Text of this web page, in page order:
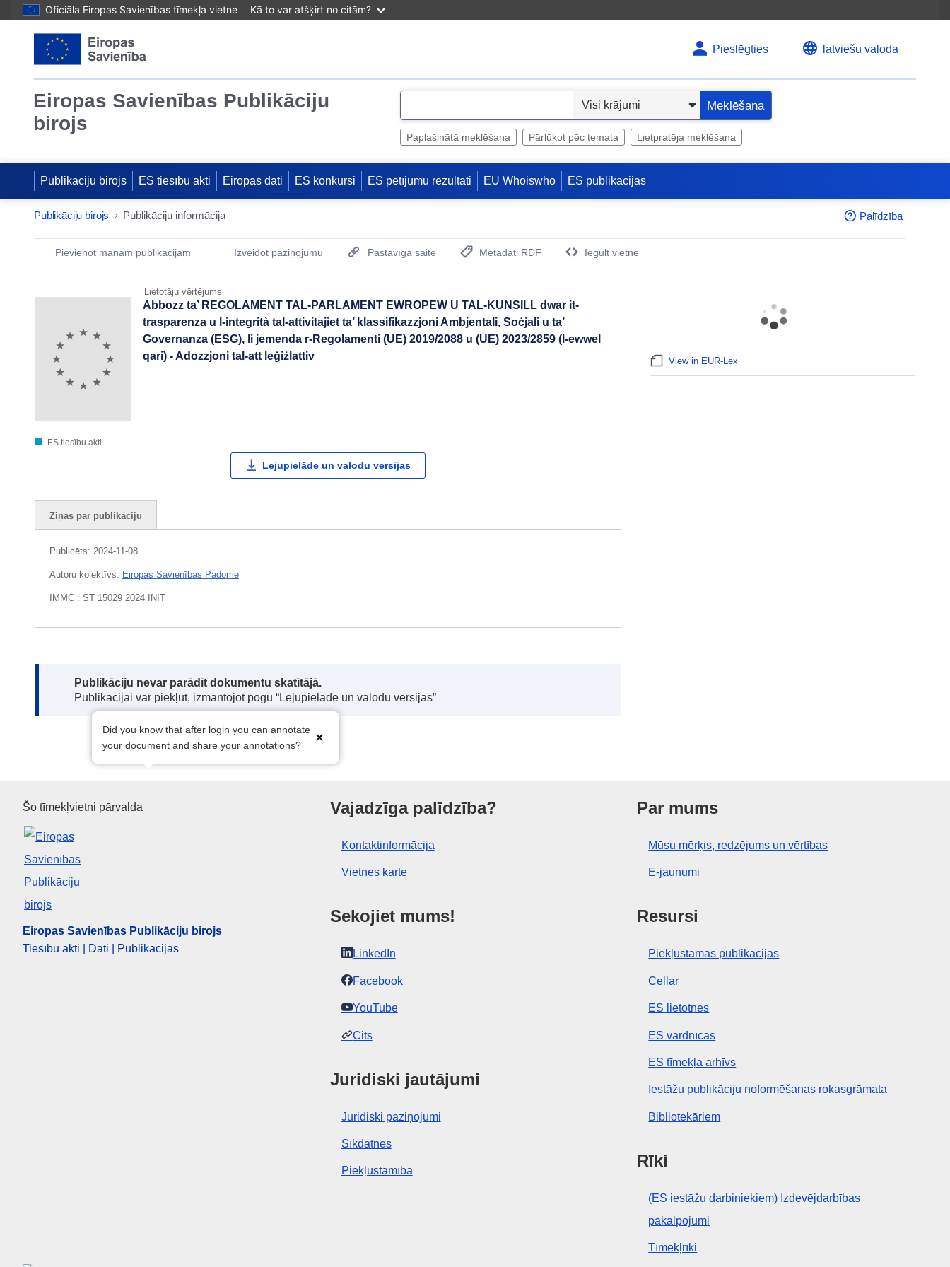
Oficiāla Eiropas Savienības tīmekļa vietne Kā to var atšķirt no citām?
Pieslēgties latviešu valoda
Eiropas Savienības Publikāciju
birojs
e
Meklēšana
Paplašinātā meklēšana Pārlūkot pēc temata Lietpratēja meklēšana
Publikāciju birojs ES tiesību akti Eiropas dati ES konkursi ES pētījumu rezultāti EU Whoiswho ES publikācijas
Publikāciju birojs Publikāciju informācija Palīdzība
Publication Detail Actions Portlet
Pievienot manām publikācijām Izveidot paziņojumu Pastāvīgā saite
Metadati RDF
Iegult vietnē
Lietotāju vērtējums
ES tiesību akti
Abbozz ta’ REGOLAMENT TAL-PARLAMENT EWROPEW U TAL-KUNSILL dwar it-
trasparenza u l-integrità tal-attivitajiet ta’ klassifikazzjoni Ambjentali, Soċjali u ta’
Governanza (ESG), li jemenda r-Regolamenti (UE) 2019/2088 u (UE) 2023/2859 (l-ewwel
qari) - Adozzjoni tal-att leġiżlattiv
Lejupielāde un valodu versijas
Ziņas par publikāciju
Publicēts: 2024-11-08
Autoru kolektīvs: Eiropas Savienības Padome
IMMC : ST 15029 2024 INIT
Note:
Publikāciju nevar parādīt dokumentu skatītājā.
Publikācijai var piekļūt, izmantojot pogu “Lejupielāde un valodu versijas”
Did you know that after login you can annotate
your document and share your annotations?
View in EUR-Lex
Eiropas Savienības Publikāciju birojs
Šo tīmekļvietni pārvalda
Eiropas Savienības Publikāciju birojs
Tiesību akti | Dati | Publikācijas
Vajadzīga palīdzība?
Kontaktinformācija
Vietnes karte
Sekojiet mums!
LinkedIn
Facebook
YouTube
Cits
Juridiski jautājumi
Juridiski paziņojumi
Sīkdatnes
Piekļūstamība
Par mums
Mūsu mērķis, redzējums un vērtības
E-jaunumi
Resursi
Piekļūstamas publikācijas
Cellar
ES lietotnes
ES vārdnīcas
ES tīmekļa arhīvs
Iestāžu publikāciju noformēšanas rokasgrāmata
Bibliotekāriem
Rīki
(ES iestāžu darbiniekiem) Izdevējdarbības
pakalpojumi
Tīmekļrīki